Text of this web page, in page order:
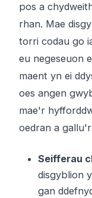
pos a
rhan. Mae
torri codau go
eu negeseuon
maent yn ei
oes angen
mae'r
oedran a
Seifferau
disgyblion
gan